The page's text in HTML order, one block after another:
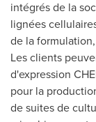
intégrés de la
lignées
de la
Les clients
d'expression
pour la
de suites de